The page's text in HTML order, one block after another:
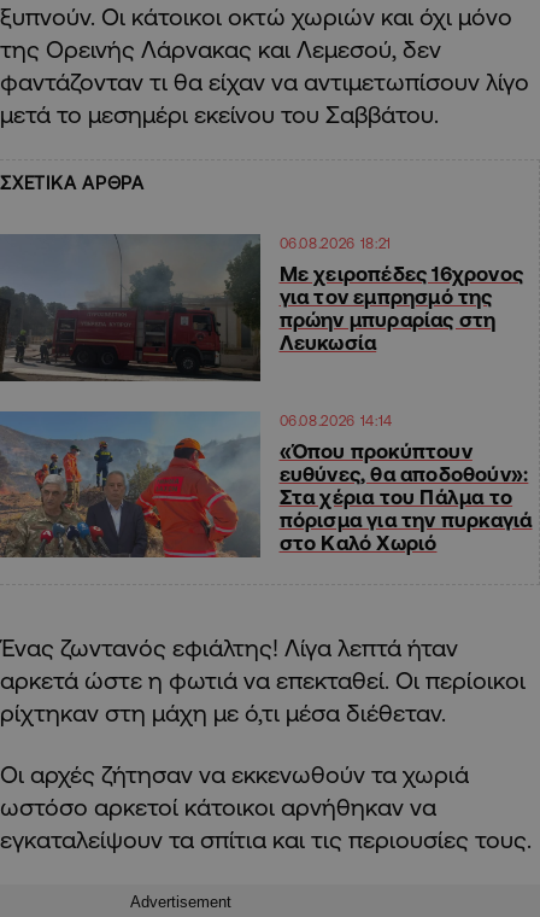
ξυπνούν. Οι κάτοικοι οκτώ χωριών και όχι μόνο
της Ορεινής Λάρνακας και Λεμεσού, δεν
φαντάζονταν τι θα είχαν να αντιμετωπίσουν λίγο
μετά το μεσημέρι εκείνου του Σαββάτου.
ΣΧΕΤΙΚΑ ΑΡΘΡΑ
06.08.2026 18:21
Με χειροπέδες 16χρονος
για τον εμπρησμό της
πρώην μπυραρίας στη
Λευκωσία
06.08.2026 14:14
«Όπου προκύπτουν
ευθύνες, θα αποδοθούν»:
Στα χέρια του Πάλμα το
πόρισμα για την πυρκαγιά
στο Καλό Χωριό
Ένας ζωντανός εφιάλτης! Λίγα λεπτά ήταν
αρκετά ώστε η φωτιά να επεκταθεί. Οι περίοικοι
ρίχτηκαν στη μάχη με ό,τι μέσα διέθεταν.
Οι αρχές ζήτησαν να εκκενωθούν τα χωριά
ωστόσο αρκετοί κάτοικοι αρνήθηκαν να
εγκαταλείψουν τα σπίτια και τις περιουσίες τους.
Advertisement